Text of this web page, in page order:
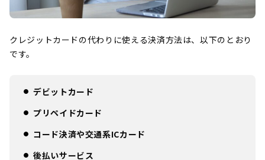
クレジットカードの代わりに使える決済方法は、以下のとおり
です。
デビットカード
プリペイドカード
コード決済や交通系ICカード
後払いサービス